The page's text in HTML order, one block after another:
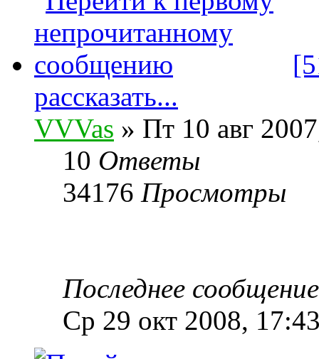
рассказать...
VVVas » Пт 10 авг
10 Ответы
34176 Просмотры
Последнее
Ср 29 окт 2008,